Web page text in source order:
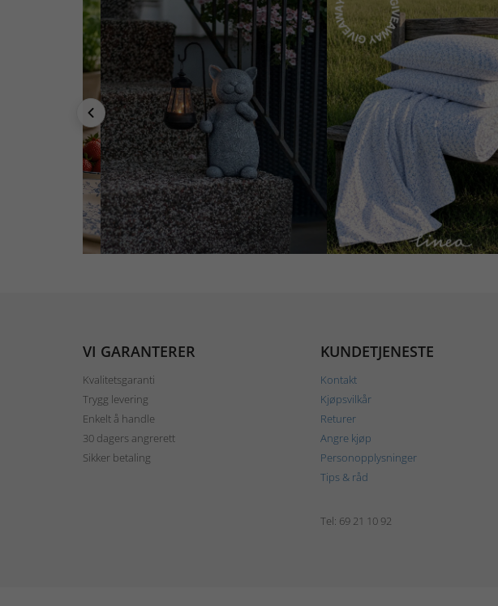
VI GARANTERER
Kvalitetsgaranti
Trygg levering
Enkelt å handle
30 dagers angrerett
Sikker betaling
KUNDETJENESTE
Kontakt
Kjøpsvilkår
Returer
Angre kjøp
Personopplysninger
Tips & råd
Tel: 69 21 10 92